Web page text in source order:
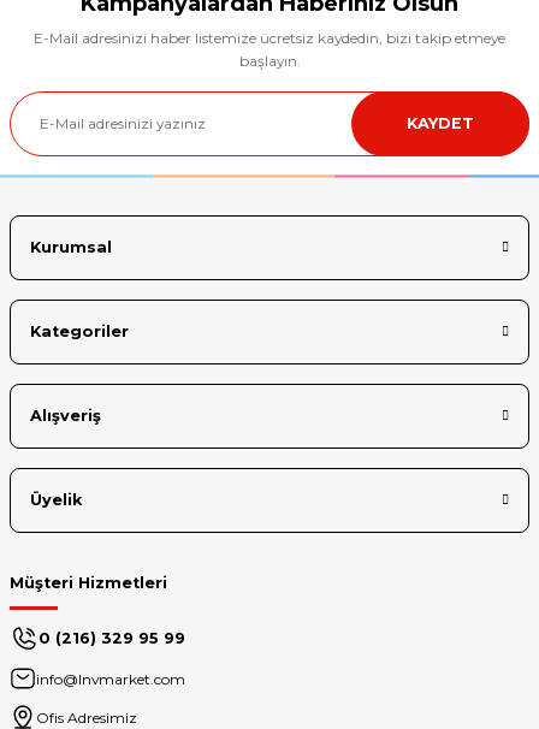
Ürün resmi kalitesiz, bozuk veya görüntülenemiyor.
Ürün açıklamasında eksik bilgiler bulunuyor.
Ürün bilgilerinde hatalar bulunuyor.
E-Mail adresinizi haber listemize ücretsiz kaydedin, bizi takip etmeye
başlayın.
KAYDET
Kurumsal
Kategoriler
Alışveriş
Üyelik
Müşteri Hizmetleri
0 (216) 329 95 99
info@lnvmarket.com
Ofis Adresimiz